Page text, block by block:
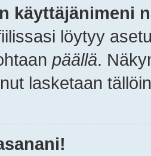
käyttäjänimeni
löytyy
päällä.
lasketaan